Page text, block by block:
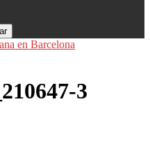
en Barcelona
3